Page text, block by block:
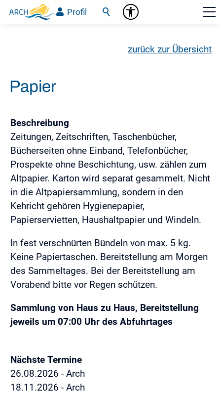
Profil
zurück zur Übersicht
Papier
Beschreibung
Zeitungen, Zeitschriften, Taschenbücher,
Bücherseiten ohne Einband, Telefonbücher,
Prospekte ohne Beschichtung, usw. zählen zum
Altpapier. Karton wird separat gesammelt. Nicht
in die Altpapiersammlung, sondern in den
Kehricht gehören Hygienepapier,
Papierservietten, Haushaltpapier und Windeln.
In fest verschnürten Bündeln von max. 5 kg.
Keine Papiertaschen. Bereitstellung am Morgen
des Sammeltages. Bei der Bereitstellung am
Vorabend bitte vor Regen schützen.
Sammlung von Haus zu Haus, Bereitstellung
jeweils um 07:00 Uhr des Abfuhrtages
Nächste Termine
26.08.2026 - Arch
18.11.2026 - Arch